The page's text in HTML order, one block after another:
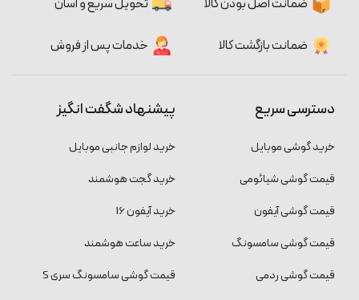
ضمانت اصل بودن کالا تحویل سریع و آسان
ضمانت بازگشت کالا خدمات پس از فروش
دسترسی سریع
خرید گوشی موبایل
قیمت گوشی شیائومی
قیمت گوشی آیفون
قیمت گوشی سامسونگ
قیمت گوشی ردمی
پیشنهاد شگفت انگیز
خرید لوازم جانبی موبایل
خرید گجت هوشمند
خرید آیفون 16
خرید ساعت هوشمند
قیمت گوشی سامسونگ سری S